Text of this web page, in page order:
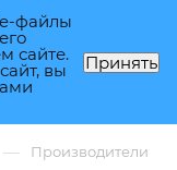
— Производители
файлы
сайте.
вы Принять